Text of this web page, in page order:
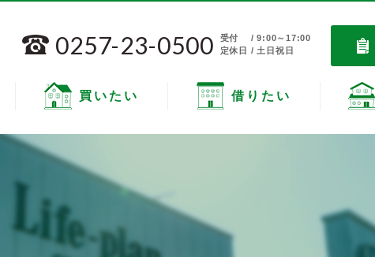
0257-23-0500 受付
/ 9:00～17:00
定休日 / 土日祝日
買いたい 借りたい